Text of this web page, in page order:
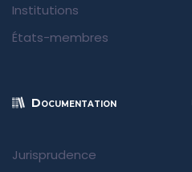
Institutions
États-membres
Documentation
Jurisprudence